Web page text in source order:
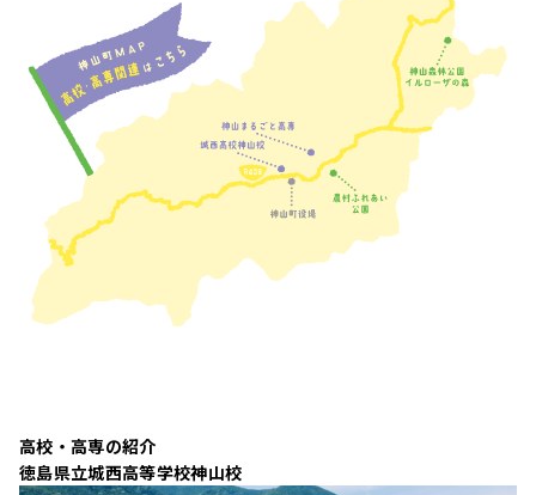
高校・高専の紹介
徳島県立城西高等学校神山校